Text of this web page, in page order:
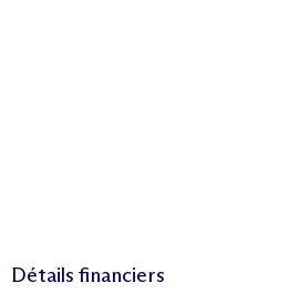
Détails financiers